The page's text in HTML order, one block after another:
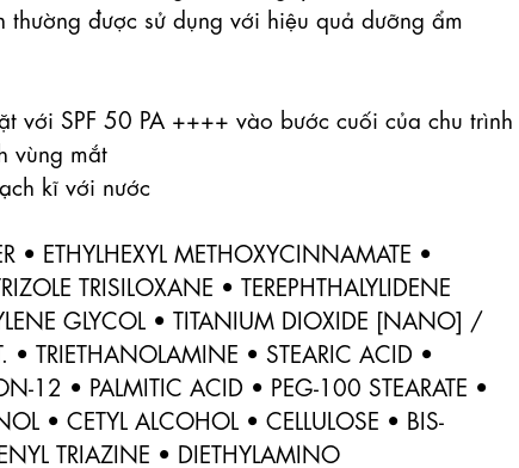
được sử dụng với hiệu quả dưỡng ẩm
với SPF 50 PA ++++ vào bước cuối của chu trình
vùng mắt
kĩ với nước
ETHYLHEXYL METHOXYCINNAMATE •
TRISILOXANE • TEREPHTHALYLIDENE
GLYCOL • TITANIUM DIOXIDE [NANO] /
TRIETHANOLAMINE • STEARIC ACID •
12 • PALMITIC ACID • PEG-100 STEARATE •
• CETYL ALCOHOL • CELLULOSE • BIS-
TRIAZINE • DIETHYLAMINO